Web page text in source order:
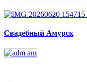
Свадебный Амурск